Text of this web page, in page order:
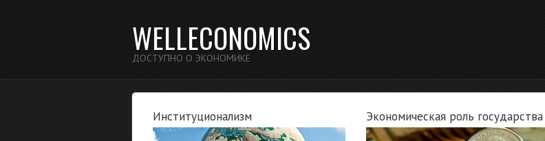
WELLECONOMICS
ДОСТУПНО О ЭКОНОМИКЕ
Институционализм Экономическая роль государства